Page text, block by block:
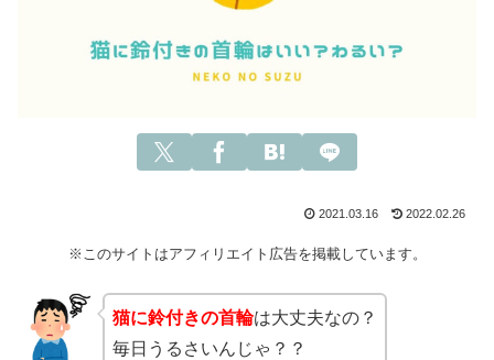
2021.03.16 2022.02.26
※このサイトはアフィリエイト広告を掲載しています。
猫に鈴付きの首輪は大丈夫なの？
毎日うるさいんじゃ？？